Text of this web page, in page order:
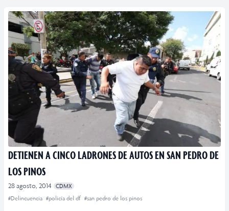
DETIENEN A CINCO LADRONES DE AUTOS EN SAN PEDRO DE
LOS PINOS
28 agosto, 2014
CDMX
#Delincuencia #policía del df #san pedro de los pinos